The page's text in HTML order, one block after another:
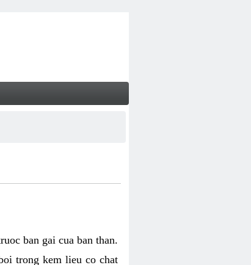
ban gai cua ban than.
trong kem lieu co chat